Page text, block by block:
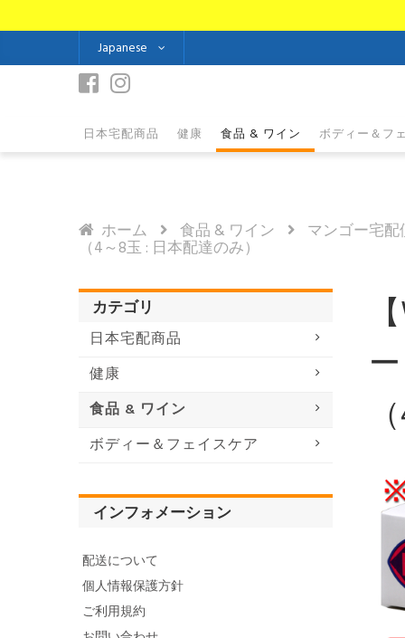
Japanese
日本宅配商品 健康 食品 & ワイン ボディー＆フ
ホーム 食品 & ワイン マンゴー宅配
（4～8玉 : 日本配達のみ）
カテゴリ
日本宅配商品
健康
食品 & ワイン
ボディー＆フェイスケア
インフォメーション
配送について
個人情報保護方針
ご利用規約